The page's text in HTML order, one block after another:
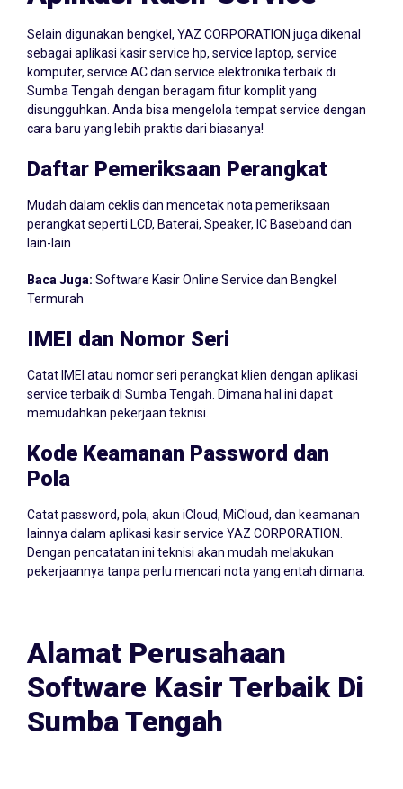
Selain digunakan bengkel, YAZ CORPORATION juga dikenal
sebagai aplikasi kasir service hp, service laptop, service
komputer, service AC dan service elektronika terbaik di
Sumba Tengah dengan beragam fitur komplit yang
disungguhkan. Anda bisa mengelola tempat service dengan
cara baru yang lebih praktis dari biasanya!
Daftar Pemeriksaan Perangkat
Mudah dalam ceklis dan mencetak nota pemeriksaan
perangkat seperti LCD, Baterai, Speaker, IC Baseband dan
lain-lain
Baca Juga: Software Kasir Online Service dan Bengkel
Termurah
IMEI dan Nomor Seri
Catat IMEI atau nomor seri perangkat klien dengan aplikasi
service terbaik di Sumba Tengah. Dimana hal ini dapat
memudahkan pekerjaan teknisi.
Kode Keamanan Password dan
Pola
Catat password, pola, akun iCloud, MiCloud, dan keamanan
lainnya dalam aplikasi kasir service YAZ CORPORATION.
Dengan pencatatan ini teknisi akan mudah melakukan
pekerjaannya tanpa perlu mencari nota yang entah dimana.
Alamat Perusahaan
Software Kasir Terbaik Di
Sumba Tengah